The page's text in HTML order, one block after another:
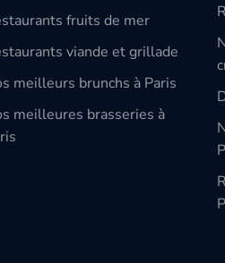
fruits de mer
viande et grillade
meilleurs brunchs à Paris
meilleures brasseries à